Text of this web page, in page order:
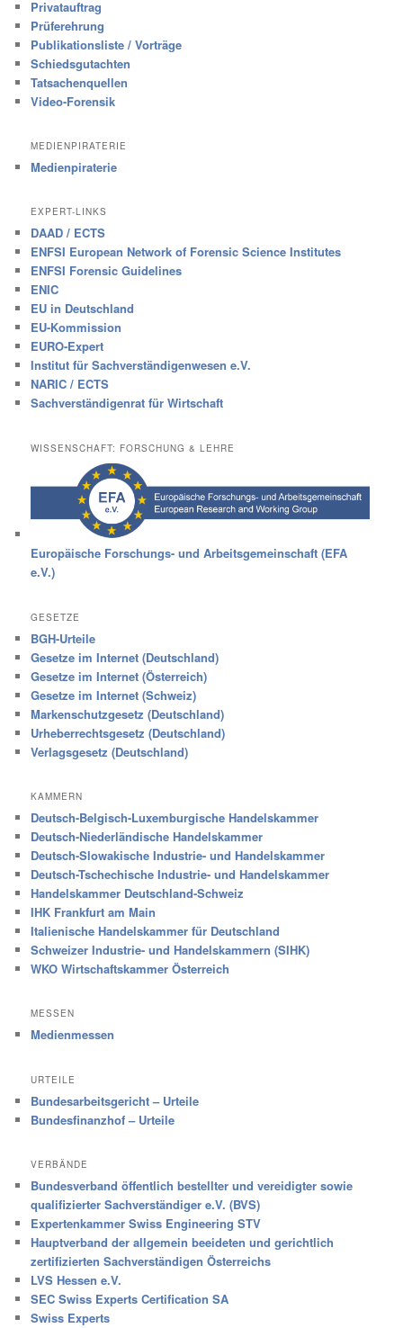
Privatauftrag
Prüferehrung
Publikationsliste / Vorträge
Schiedsgutachten
Tatsachenquellen
Video-Forensik
MEDIENPIRATERIE
Medienpiraterie
EXPERT-LINKS
DAAD / ECTS
ENFSI European Network of Forensic Science Institutes
ENFSI Forensic Guidelines
ENIC
EU in Deutschland
EU-Kommission
EURO-Expert
Institut für Sachverständigenwesen e.V.
NARIC / ECTS
Sachverständigenrat für Wirtschaft
WISSENSCHAFT: FORSCHUNG & LEHRE
Europäische Forschungs- und Arbeitsgemeinschaft (EFA
e.V.)
GESETZE
BGH-Urteile
Gesetze im Internet (Deutschland)
Gesetze im Internet (Österreich)
Gesetze im Internet (Schweiz)
Markenschutzgesetz (Deutschland)
Urheberrechtsgesetz (Deutschland)
Verlagsgesetz (Deutschland)
KAMMERN
Deutsch-Belgisch-Luxemburgische Handelskammer
Deutsch-Niederländische Handelskammer
Deutsch-Slowakische Industrie- und Handelskammer
Deutsch-Tschechische Industrie- und Handelskammer
Handelskammer Deutschland-Schweiz
IHK Frankfurt am Main
Italienische Handelskammer für Deutschland
Schweizer Industrie- und Handelskammern (SIHK)
WKO Wirtschaftskammer Österreich
MESSEN
Medienmessen
URTEILE
Bundesarbeitsgericht – Urteile
Bundesfinanzhof – Urteile
VERBÄNDE
Bundesverband öffentlich bestellter und vereidigter sowie
qualifizierter Sachverständiger e.V. (BVS)
Expertenkammer Swiss Engineering STV
Hauptverband der allgemein beeideten und gerichtlich
zertifizierten Sachverständigen Österreichs
LVS Hessen e.V.
SEC Swiss Experts Certification SA
Swiss Experts